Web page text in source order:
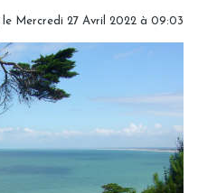
le Mercredi 27 Avril 2022 à 09:03